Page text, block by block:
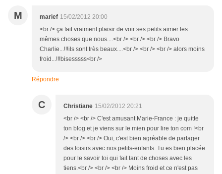
M marief 15/02/2012 20:00
<br /> ça fait vraiment plaisir de voir ses petits aimer les
mêmes choses que nous....<br /> <br /> <br /> Bravo
Charlie...!!!ils sont très beaux....<br /> <br /> <br /> alors moins
froid...!!!bisesssss<br />
Répondre
C Christiane 15/02/2012 20:21
<br /> <br /> C'est amusant Marie-France : je quitte
ton blog et je viens sur le mien pour lire ton com !<br
/> <br /> <br /> Oui, c'est bien agréable de partager
des loisirs avec nos petits-enfants. Tu es bien placée
pour le savoir toi qui fait tant de choses avec les
tiens.<br /> <br /> <br /> Moins froid et ce n'est pas